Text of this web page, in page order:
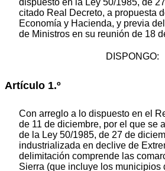
dispuesto en la Ley 50/1985, de
citado Real Decreto, a propuesta
Economía y Hacienda, y previa
de Ministros en su reunión de 18
DISPONGO:
Artículo 1.º
Con arreglo a lo dispuesto en el
de 11 de diciembre, por el que se
de la Ley 50/1985, de 27 de
industrializada en declive de
delimitación comprende las
Sierra (que incluye los municipios